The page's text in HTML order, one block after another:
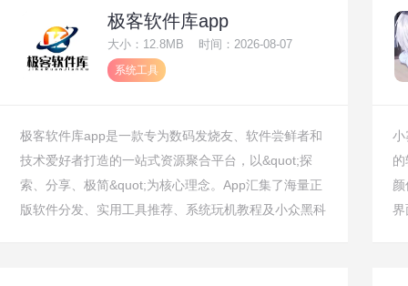
极客软件库app
大小：12.8MB 时间：2026-08-07
系统工具
极客软件库app是一款专为数码发烧友、软件尝鲜者和
技术爱好者打造的一站式资源聚合平台，以&quot;探
索、分享、极简&quot;为核心理念。App汇集了海量正
版软件分发、实用工具推荐、系统玩机教程及小众黑科
小
界